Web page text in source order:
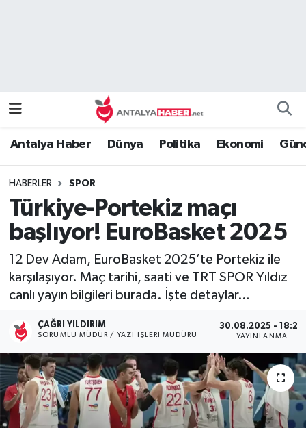
Antalya Haber Dünya Politika Ekonomi
HABERLER SPOR
Türkiye-Portekiz maçı
başlıyor! EuroBasket 2025
12 Dev Adam, EuroBasket 2025’te Portekiz ile
karşılaşıyor. Maç tarihi, saati ve TRT SPOR Yıldız
canlı yayın bilgileri burada. İşte detaylar…
ÇAĞRI YILDIRIM
SORUMLU MÜDÜR / YAZI İŞLERI MÜDÜRÜ
30.08.2025 - 18:26
YAYINLANMA
Genel
Güncel
Güvenlik
Kültür Sanat
Magazin
Medya
Namaz Vakitleri
Tüm Manşetler
Son Dakika Haberleri
Haber Arşivi